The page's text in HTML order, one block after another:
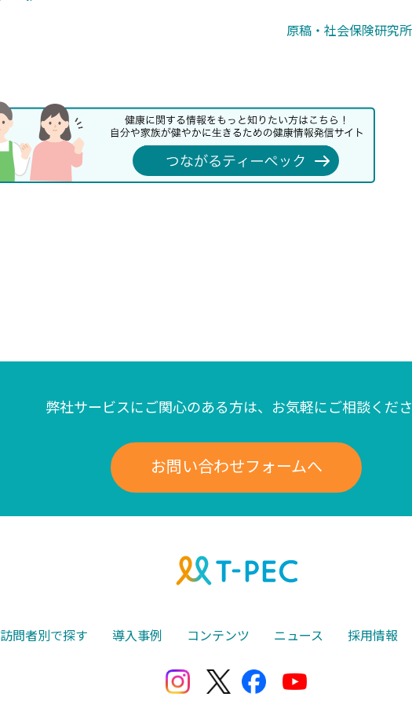
原稿・社会保険研究
弊社サービスにご関心のある方は、 お気軽にご相談くだ
お問い合わせフォームへ
訪問者別で探す 導入事例 コンテンツ ニュース 採用情報